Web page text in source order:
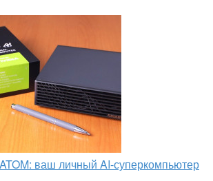
ваш личный AI-суперкомпьютер